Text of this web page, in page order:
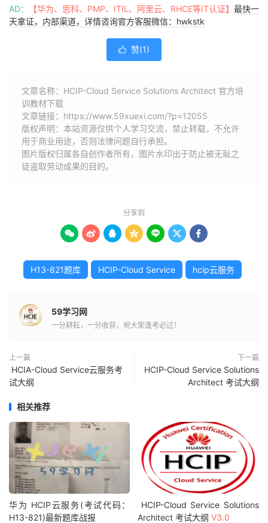
AD： 【华为、思科、PMP、ITIL、阿里云、RHCE等IT认证】 最快一
天拿证，内部渠道，详情咨询官方客服微信：hwkstk
 赞(1)
文章名称：HCIP-Cloud Service Solutions Architect 官方培
训教材下载
文章链接： https://www.59xuexi.com/?p=12055
版权声明：本站资源仅供个人学习交流，禁止转载，不允许
用于商业用途，否则法律问题自行承担。
图片版权归属各自创作者所有，图片水印出于防止被无耻之
徒盗取劳动成果的目的。
分享到
      
H13-821题库 HCIP-Cloud Service hcip云服务
59学习网
一分耕耘，一分收获，祝大家逢考必过！
上一篇
HCIA-Cloud Service云服务考
试大纲
下一篇
HCIP-Cloud Service Solutions
Architect 考试大纲
相关推荐
华为 HCIP云服务(考试代码：
H13-821)最新题库战报
HCIP-Cloud Service Solutions
Architect 考试大纲V3.0